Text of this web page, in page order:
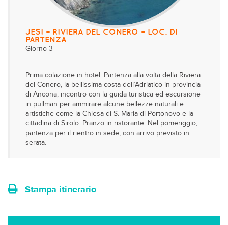
JESI – RIVIERA DEL CONERO – LOC. DI
PARTENZA
Giorno 3
Prima colazione in hotel. Partenza alla volta della Riviera
del Conero, la bellissima costa dell’Adriatico in provincia
di Ancona; incontro con la guida turistica ed escursione
in pullman per ammirare alcune bellezze naturali e
artistiche come la Chiesa di S. Maria di Portonovo e la
cittadina di Sirolo. Pranzo in ristorante. Nel pomeriggio,
partenza per il rientro in sede, con arrivo previsto in
serata.
Stampa itinerario